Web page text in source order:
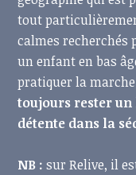
tout
calmes recherchés
un enfant en bas
pratiquer la
toujours rester
détente dans la
NB : sur Relive, il